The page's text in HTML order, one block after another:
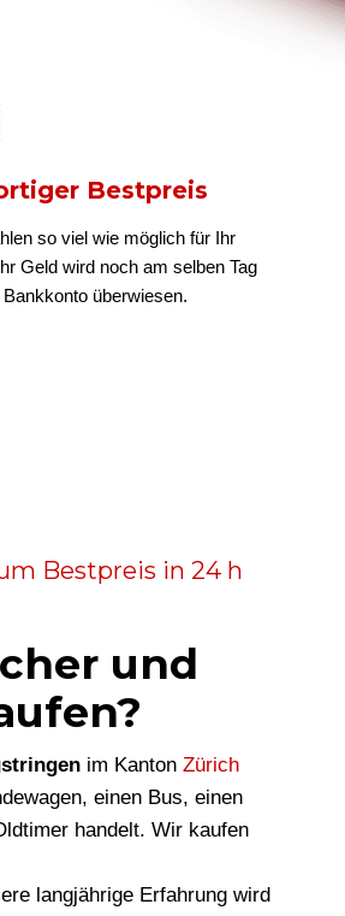
Bestpreis
so viel wie möglich für Ihr
Geld wird noch am selben Tag
überwiesen.
Bestpreis in 24 h
und
im Kanton Zürich
einen Bus, einen
handelt. Wir kaufen
langjährige Erfahrung wird